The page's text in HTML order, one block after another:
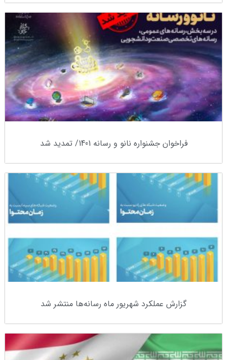
فراخوان جشنواره نانو و رسانه 1401/ تمدید شد
گزارش عملکرد شهریور ماه رسانه‌ها منتشر شد